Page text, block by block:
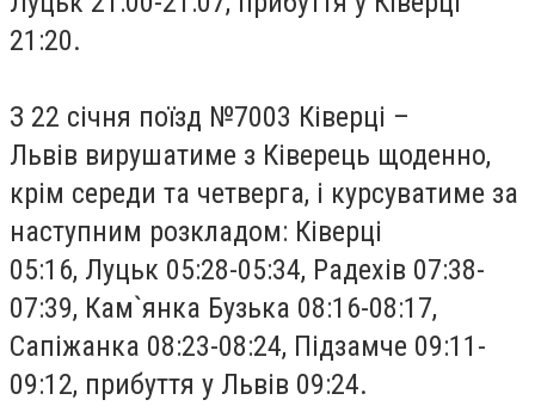
21:20.
З 22 січня поїзд №7003 Ківерці –
Львів вирушатиме з Ківерець щоденно,
крім середи та четверга, і курсуватиме за
наступним розкладом: Кiверцi
05:16, Луцьк 05:28-05:34, Радехів 07:38-
07:39, Кам`янка Бузька 08:16-08:17,
Сапіжанка 08:23-08:24, Підзамче 09:11-
09:12, прибуття у Львів 09:24.